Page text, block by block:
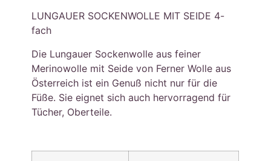
LUNGAUER SOCKENWOLLE MIT SEIDE 4-
fach
Die Lungauer Sockenwolle aus feiner
Merinowolle mit Seide von Ferner Wolle aus
Österreich ist ein Genuß nicht nur für die
Füße. Sie eignet sich auch hervorragend für
Tücher, Oberteile.